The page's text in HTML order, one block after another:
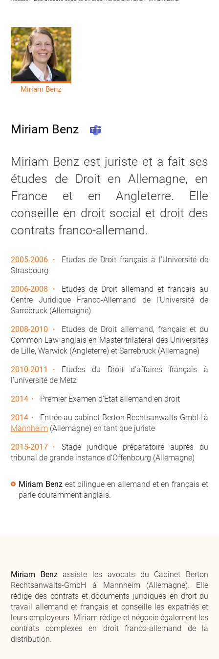
Miriam Benz
Miriam Benz
Miriam Benz est juriste et a fait ses
études de Droit en Allemagne, en
France et en Angleterre. Elle
conseille en droit social et droit des
contrats franco-allemand.
2005-2006
Etudes de Droit français à l’Université de
Strasbourg
2006-2008
Etudes de Droit allemand et français au
Centre Juridique Franco-Allemand de l’Université de
Sarrebruck (Allemagne)
2008-2010
Etudes de Droit allemand, français et du
Common Law anglais en Master trilatéral des Universités
de Lille, Warwick (Angleterre) et Sarrebruck (Allemagne)
2010-2011
Etudes du Droit d’affaires français à
l’université de Metz
2014
Premier Examen d’Etat allemand en droit
2014
Entrée au cabinet Berton Rechtsanwalts-GmbH à
Mannheim (Allemagne) en tant que juriste
2015-2017
Stage juridique préparatoire auprès du
tribunal de grande instance d‘Offenbourg (Allemagne)
Miriam Benzest bilingue en allemand et en français et
parle couramment anglais.
Miriam Benzassiste les avocats du Cabinet Berton
Rechtsanwalts-GmbH à Mannheim (Allemagne). Elle
rédige des contrats et documents juridiques en droit du
travail allemand et français et conseille les expatriés et
leurs employeurs. Miriam rédige et négocie également les
contrats complexes en droit franco-allemand de la
distribution.